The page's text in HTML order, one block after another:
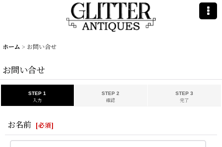
ホーム > お問い合せ
お問い合せ
STEP 1
入力
STEP 2
確認
STEP 3
完了
お名前 [必須]